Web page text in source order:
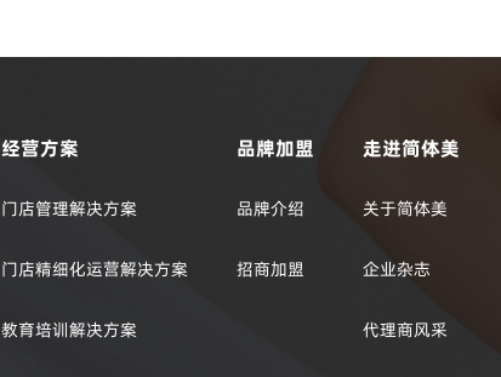
经营方案
门店管理解决方案
门店精细化运营解决方案
教育培训解决方案
品牌加盟
品牌介绍
招商加盟
走进简体美
关于简体美
企业杂志
代理商风采